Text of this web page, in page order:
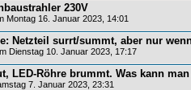
230V
Montag 16. Januar 2023, 14:01
Netzteil surrt/summt, aber nur
Dienstag 10. Januar 2023, 17:17
LED-Röhre brummt. Was kann
7. Januar 2023, 23:31